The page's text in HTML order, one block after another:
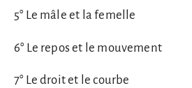
5° Le mâle et la femelle
6° Le repos et le mouvement
7° Le droit et le courbe